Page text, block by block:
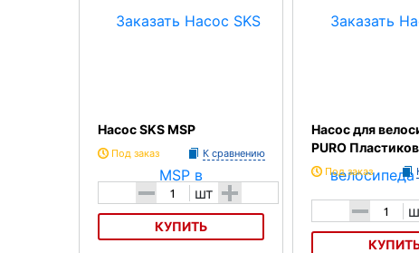
Насос SKS MSP
Под заказ К сравнению
- шт +
КУПИТЬ
Насос для
PURO
Под заказ
-